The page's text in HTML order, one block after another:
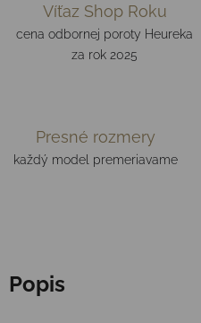
Víťaz Shop Roku
cena odbornej poroty Heureka
za rok 2025
Presné rozmery
každý model premeriavame
Popis